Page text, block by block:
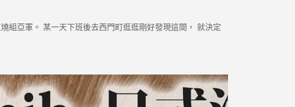
組亞軍。 某一天下班後去西門町逛逛剛好發現這間， 就決定